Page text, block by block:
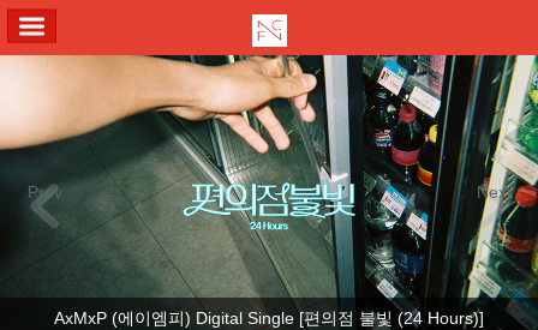
Previous Next
AxMxP (에이엠피) Digital Single [편의점 불빛 (24 Hours)]